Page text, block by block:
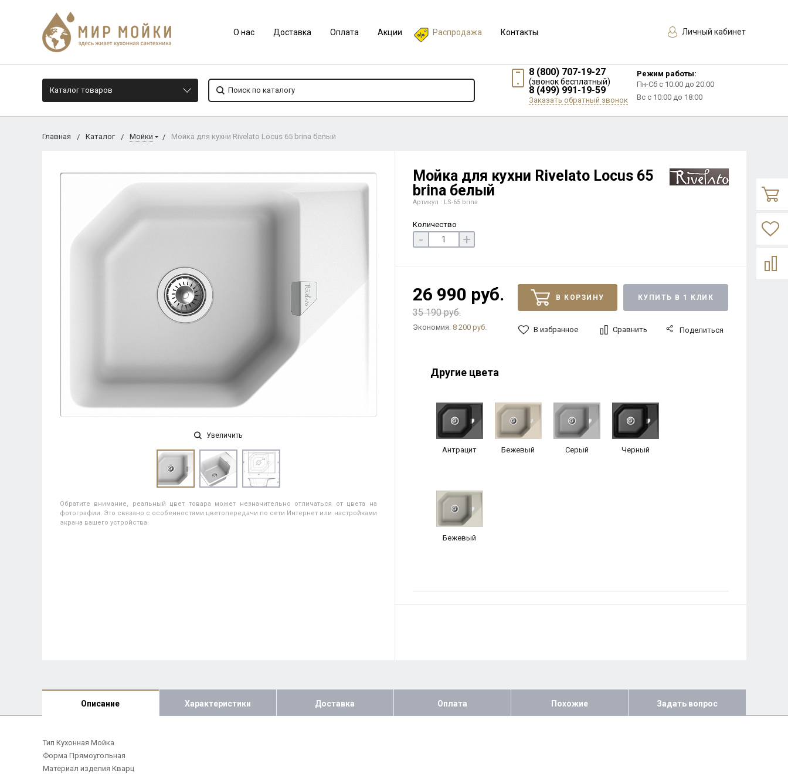
О нас Доставка Оплата Акции Распродажа Контакты Личный кабинет
Каталог товаров
8 (800) 707-19-27
(звонок бесплатный)
8 (499) 991-19-59
Заказать обратный звонок
Режим работы:
Пн-Сб с 10:00 до 20:00
Вс с 10:00 до 18:00
Главная Каталог Мойки Мойка для кухни Rivelato Locus 65 brina белый
Увеличить
Обратите внимание, реальный цвет товара может незначительно отличаться от цвета на
фотографии. Это связано с особенностями цветопередачи по сети Интернет или настройками
экрана вашего устройства.
Мойка для кухни Rivelato Locus 65
brina белый
Артикул : LS-65 brina
Количество
- +
26 990 руб.
35 190 руб.
Экономия: 8 200 руб.
В КОРЗИНУ КУПИТЬ В 1 КЛИК
В избранное Сравнить Поделиться
Другие цвета
Антрацит Бежевый Серый Черный
Бежевый
Описание Характеристики Доставка Оплата Похожие Задать вопрос
Тип Кухонная Мойка
Форма Прямоугольная
Материал изделия Кварц